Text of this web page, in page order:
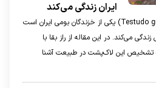
ایران زندگی می‌کند
لاک‌پشت مهمیزدار ایرانی (Testudo graeca) یکی از خزندگان بومی ایران است
می‌کند. در این مقاله از راز بقا با
تشخیص این لاک‌پشت در طبیعت آشنا